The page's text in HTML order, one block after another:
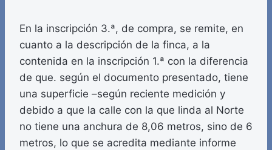
En la inscripción 3.ª, de compra, se remite, en
cuanto a la descripción de la finca, a la
contenida en la inscripción 1.ª con la diferencia
de que. según el documento presentado, tiene
una superficie –según reciente medición y
debido a que la calle con la que linda al Norte
no tiene una anchura de 8,06 metros, sino de 6
metros, lo que se acredita mediante informe